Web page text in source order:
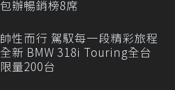
包辦暢銷榜8席
帥性而行 駕馭每一段精彩旅程
全新 BMW 318i Touring全台
限量200台